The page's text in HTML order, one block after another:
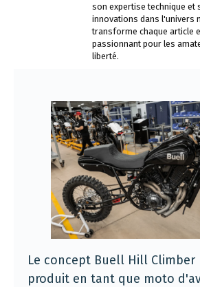
son expertise technique
innovations dans l'univers
transforme chaque article
passionnant pour les
liberté.
Le concept Buell Hill
produit en tant que moto